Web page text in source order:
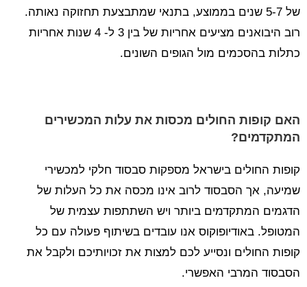
של 5-7 שנים בממוצע, בתנאי שמתבצעת תחזוקה נאותה.
רוב היבואנים מציעים אחריות של בין 3 ל- 4 שנות אחריות
כתלות בהסכמים מול הגופים השונים.
האם קופות החולים מכסות את עלות המכשירים
המתקדמים?
קופות החולים בישראל מספקות סבסוד חלקי למכשירי
שמיעה, אך הסבסוד לרוב אינו מכסה את כל העלות של
הדגמים המתקדמים ביותר ויש השתתפות עצמית של
המטופל. באודיופוקוס אנו עובדים בשיתוף פעולה עם כל
קופות החולים ונסייע לכם למצות את זכויותיכם ולקבל את
הסבסוד המרבי האפשרי.